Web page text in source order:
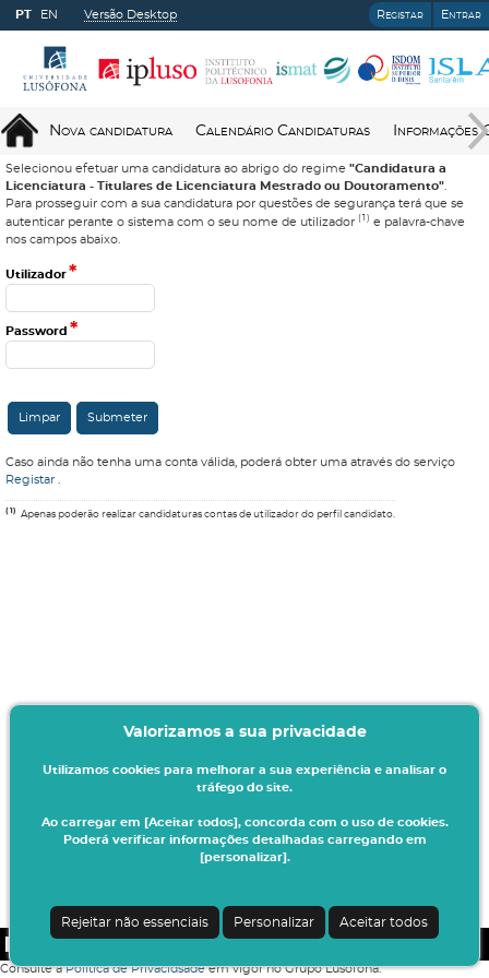
PT EN Versão Desktop Registar Entrar
Nova candidatura Calendário Candidaturas Informações
Selecionou efetuar uma candidatura ao abrigo do regime "Candidatura a
Licenciatura - Titulares de Licenciatura Mestrado ou Doutoramento"
Para prosseguir com a sua candidatura por questões de segurança terá que se
autenticar perante o sistema com o seu nome de utilizador (1)
e palavra-chave
nos campos abaixo.
Utilizador*
Password *
Caso ainda não tenha uma conta válida, poderá obter uma através do serviço
Registar
(1) Apenas poderão realizar candidaturas contas de utilizador do perfil candidato.
CSSnet - Aplicacao Web | v24.0.4-8 (24.0.4)|
Consulte aPolítica de Privacidsadeem vigor no Grupo Lusófona.
Valorizamos a sua privacidade
Utilizamos cookies para melhorar a sua experiência e analisar o
tráfego do site.
Ao carregar em [Aceitar todos], concorda com o uso de cookies.
Poderá verificar informações detalhadas carregando em
[personalizar].
Rejeitar não essenciais Personalizar Aceitar todos